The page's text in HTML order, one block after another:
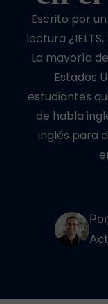
Escrito por
lectura
La mayoría
Estados
estudiantes
de habla
inglés para
Por